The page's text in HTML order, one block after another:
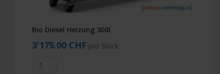
Bio Diesel Heizung 300l
3'175.00 CHF pro Stück